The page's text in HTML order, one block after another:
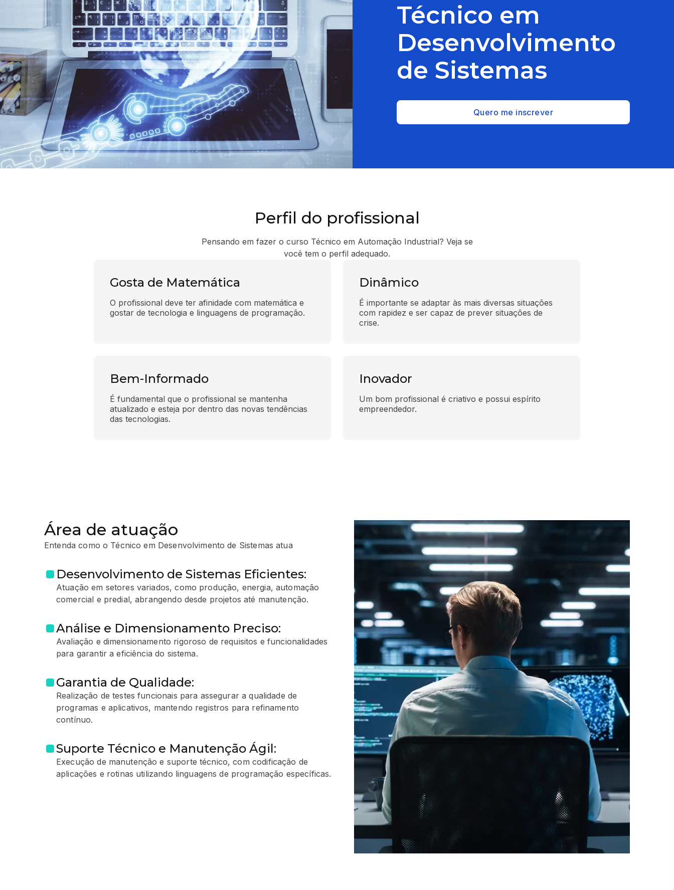
Técnico em
Desenvolvimento
de Sistemas
Quero me inscrever
Perfil do profissional
Pensando em fazer o curso Técnico em Automação Industrial? Veja se
você tem o perfil adequado.
Gosta de Matemática
O profissional deve ter afinidade com matemática e
gostar de tecnologia e linguagens de programação.
Dinâmico
É importante se adaptar às mais diversas situações
com rapidez e ser capaz de prever situações de
crise.
Bem-Informado
É fundamental que o profissional se mantenha
atualizado e esteja por dentro das novas tendências
das tecnologias.
Inovador
Um bom profissional é criativo e possui espírito
empreendedor.
Área de atuação
Entenda como o Técnico em Desenvolvimento de Sistemas atua
Desenvolvimento de Sistemas Eficientes:
Atuação em setores variados, como produção, energia, automação
comercial e predial, abrangendo desde projetos até manutenção.
Análise e Dimensionamento Preciso:
Avaliação e dimensionamento rigoroso de requisitos e funcionalidades
para garantir a eficiência do sistema.
Garantia de Qualidade:
Realização de testes funcionais para assegurar a qualidade de
programas e aplicativos, mantendo registros para refinamento
contínuo.
Suporte Técnico e Manutenção Ágil:
Execução de manutenção e suporte técnico, com codificação de
aplicações e rotinas utilizando linguagens de programação específicas.